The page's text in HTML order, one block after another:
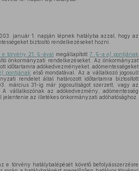
január 1. napján lépnek hatályba azzal, hogy az
biztosító rendelkezéseket hozni.
e törvény 21. §-ával megállapított 7. §-ae) pontjának
önkormányzati rendelkezéseket. Az önkormányzat
időtartamra adókedvezményeket, adómentességeket
pontjának első mondatával. Az a vállalkozó jogosult
rendelet által határozott időtartamra biztosított
március 31-ig már jogosultságot szerzett, vagy az
vállalkozónak az adókedvezmény, adómentesség
az illetékes önkormányzati adóhatósághoz.
e törvény hatálybalépését követő befolyásszerzésre